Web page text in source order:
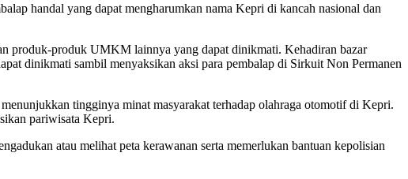
handal yang dapat mengharumkan nama Kepri di kancah nasional dan
produk-produk UMKM lainnya yang dapat dinikmati. Kehadiran bazar
dinikmati sambil menyaksikan aksi para pembalap di Sirkuit Non Permanen
tingginya minat masyarakat terhadap olahraga otomotif di Kepri.
pariwisata Kepri.
atau melihat peta kerawanan serta memerlukan bantuan kepolisian